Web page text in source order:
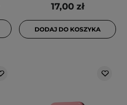
17,00 zł
DODAJ DO KOSZYKA